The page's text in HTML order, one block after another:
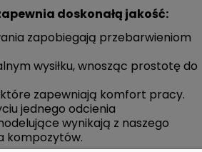
doskonałą jakość:
zapobiegają przebarwieniom
wysiłku, wnosząc prostotę do
które zapewniają komfort pracy.
jednego odcienia
wynikają z naszego
kompozytów.